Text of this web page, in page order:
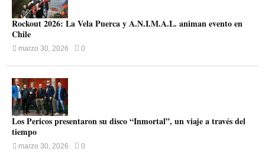
Rockout 2026: La Vela Puerca y A.N.I.M.A.L. animan evento en
Chile
marzo 30, 2026 0
Los Pericos presentaron su disco “Inmortal”, un viaje a través del
tiempo
marzo 30, 2026 0